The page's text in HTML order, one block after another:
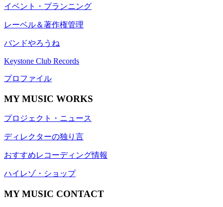
イベント・プランニング
レーベル＆著作権管理
バンドやろうね
Keystone Club Records
プロファイル
MY MUSIC WORKS
プロジェクト・ニュース
ディレクターの独り言
おすすめレコーディング情報
ハイレゾ・ショップ
MY MUSIC CONTACT